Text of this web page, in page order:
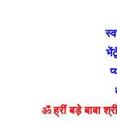
ॐ ह्रीं बड़े बाबा